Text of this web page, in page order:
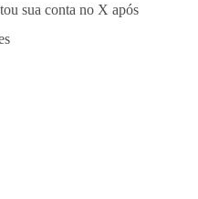
sua conta no X após